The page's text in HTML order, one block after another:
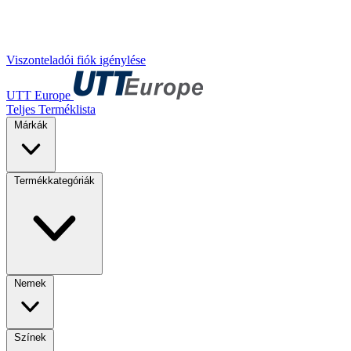
Viszonteladói fiók igénylése
UTT Europe
Teljes Terméklista
Márkák
Termékkategóriák
Nemek
Színek